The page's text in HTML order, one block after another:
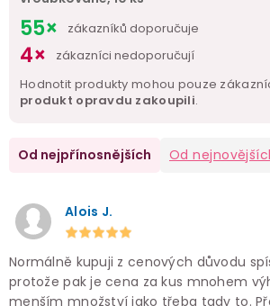
55× zákazníků doporučuje
4×
zákazníci nedoporučují
Hodnotit produkty mohou pouze
produkt opravdu zakoupili.
Od nejpřínosnějších Od
Alois J.
Normálně kupuji z cenových důvodu
protože pak je cena za kus mnohem
menším množství jako třeba tady to.